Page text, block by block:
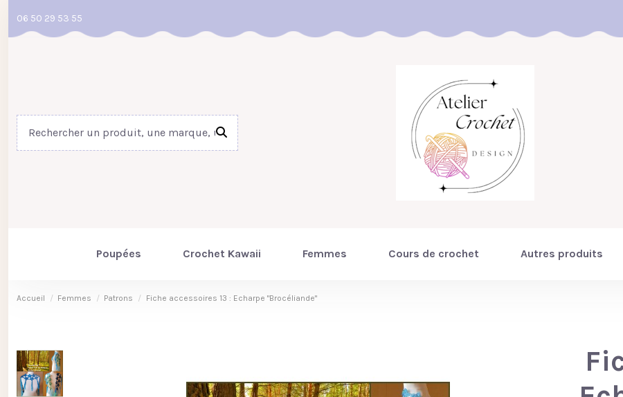
06 50 29 53 55
Poupées Crochet Kawaii Femmes Cours de crochet Autres produits
Accueil Femmes Patrons Fiche accessoires 13 : Echarpe "Brocéliande"